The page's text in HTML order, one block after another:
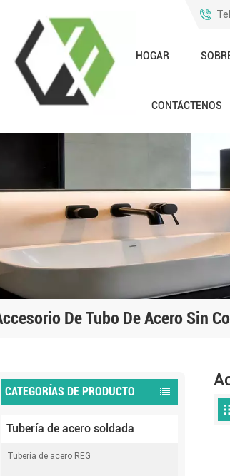
HOGAR
CONTÁCTENOS
De Tubo De Acero Sin
CATEGORÍAS DE PRODUCTO
Tubería de acero soldada
Tubería de acero REG